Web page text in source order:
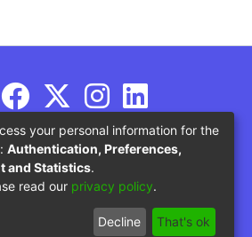
de Educación
your personal information for the
Authentication, Preferences,
and Statistics.
read our privacy policy.
Decline That's ok